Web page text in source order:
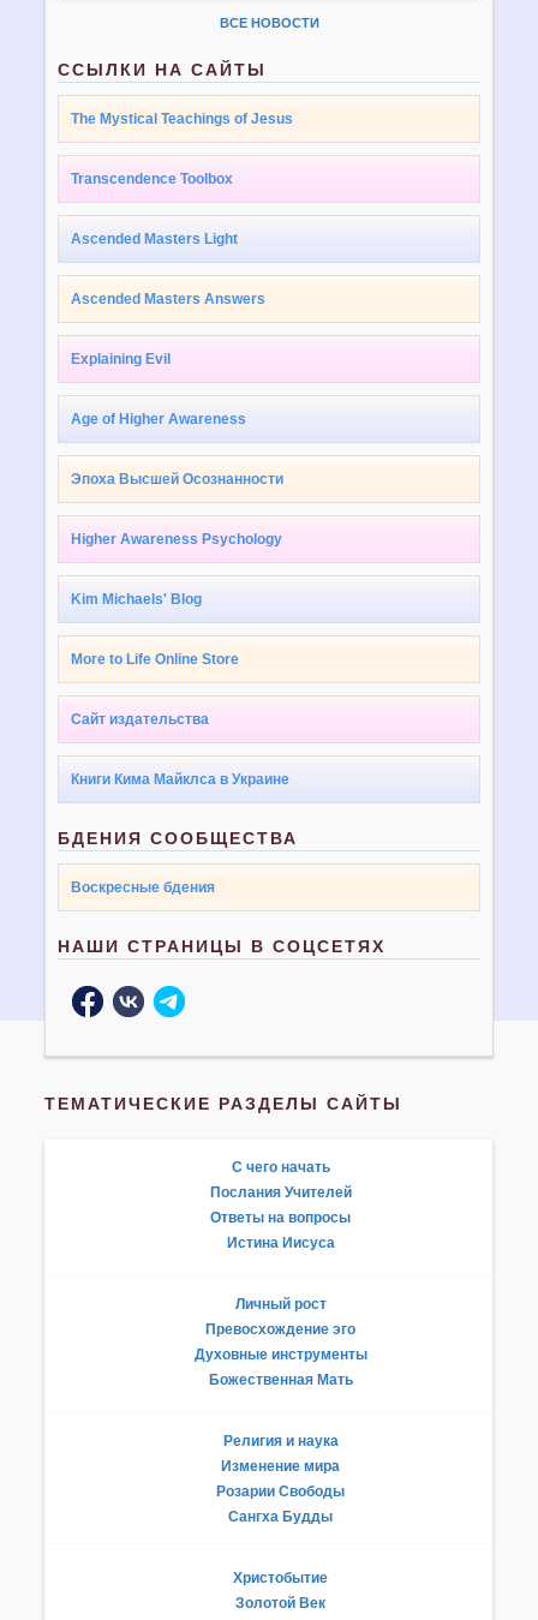
ВСЕ НОВОСТИ
ССЫЛКИ НА САЙТЫ
The Mystical Teachings of Jesus
Transcendence Toolbox
Ascended Masters Light
Ascended Masters Answers
Explaining Evil
Age of Higher Awareness
Эпоха Высшей Осознанности
Higher Awareness Psychology
Kim Michaels' Blog
More to Life Online Store
Сайт издательства
Книги Кима Майклса в Украине
БДЕНИЯ СООБЩЕСТВА
Воскресные бдения
НАШИ СТРАНИЦЫ В СОЦСЕТЯХ
ТЕМАТИЧЕСКИЕ РАЗДЕЛЫ САЙТЫ
С чего начать
Послания Учителей
Ответы на вопросы
Истина Иисуса
Личный рост
Превосхождение эго
Духовные инструменты
Божественная Мать
Религия и наука
Изменение мира
Розарии Свободы
Сангха Будды
Христобытие
Золотой Век